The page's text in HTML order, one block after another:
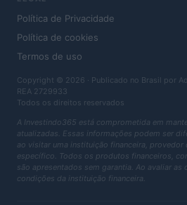
Política de Privacidade
Política de cookies
Termos de uso
Copyright © 2026 · Publicado no Brasil por
REA 2729933
Todos os direitos reservados
A Investindo365 está comprometida em
atualizadas. Essas informações podem ser
ao visitar uma instituição financeira,
específico. Todos os produtos financeiros,
são apresentados sem garantia. Ao avaliar
condições da instituição financeira.